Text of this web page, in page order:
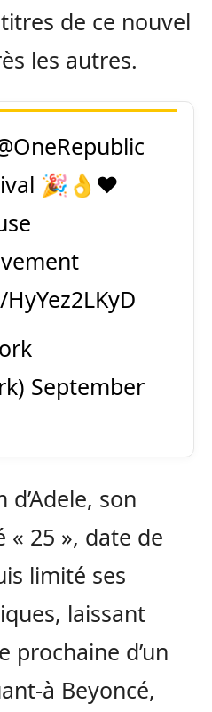
de ce nouvel
les autres.
🎉👌❤️
September
son
25 », date de
limité ses
laissant
prochaine d’un
à Beyoncé,